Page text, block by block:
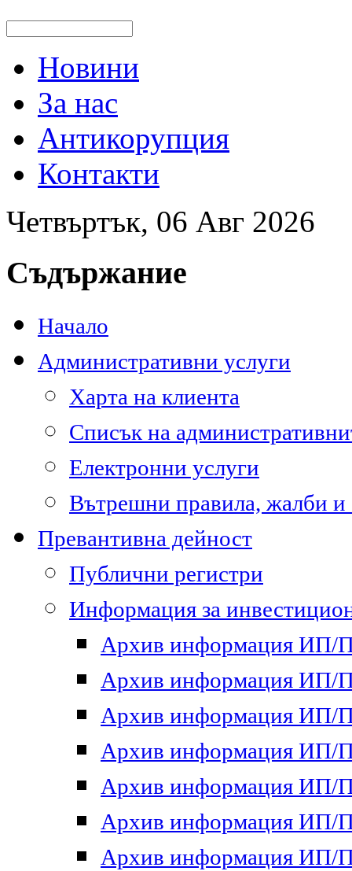
Новини
За нас
Антикорупция
Контакти
Четвъртък, 06 Авг 2026
Съдържание
Начало
Административни услуги
Харта на клиента
Списък на
Електронни услуги
Вътрешни правила, жалби и
Превантивна дейност
Публични регистри
Информация за
Архив информация ИП/
Архив информация ИП/
Архив информация ИП/
Архив информация ИП/
Архив информация ИП/
Архив информация ИП/
Архив информация ИП/